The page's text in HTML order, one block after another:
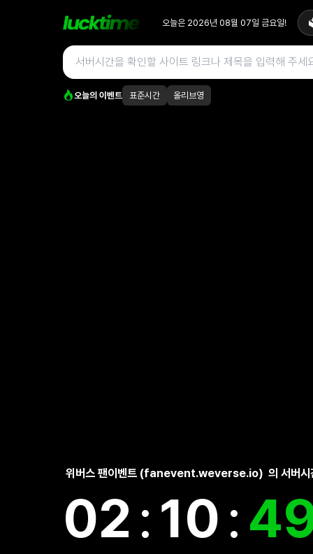
오늘은 2026년 08월 07일 금요일!
오늘의 이벤트 표준시간 올리브영
위버스 팬이벤트 (fanevent.weverse.io) 의 서버시
02 :10: